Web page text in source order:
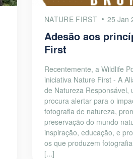
NATURE FIRST 25 Jan
Adesão aos
First
Recentemente, a Wildlife
iniciativa Nature First - A
de Natureza Responsável,
procura alertar para o
fotografia de natureza,
preservação do mundo
inspiração, educação, e
os que produzem
[...]